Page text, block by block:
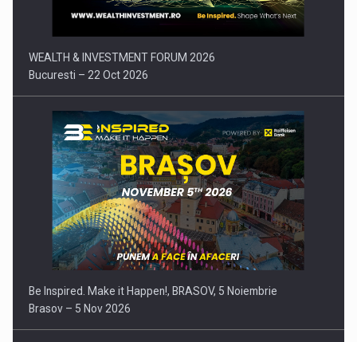
WEALTH & INVESTMENT FORUM 2026
Bucuresti – 22 Oct 2026
Be Inspired. Make it Happen!, BRASOV, 5 Noiembrie
Brasov – 5 Nov 2026